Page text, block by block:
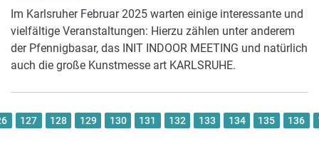
Im Karlsruher Februar 2025 warten einige interessante und
vielfältige Veranstaltungen: Hierzu zählen unter anderem
der Pfennigbasar, das INIT INDOOR MEETING und natürlich
auch die große Kunstmesse art KARLSRUHE.
127 128 129 130 131 132 133 134 135 136